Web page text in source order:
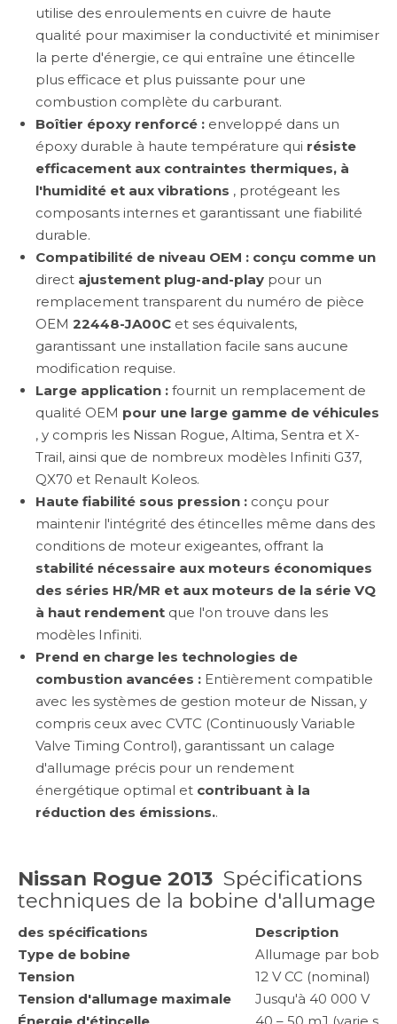
utilise des enroulements en cuivre de haute
qualité pour maximiser la conductivité et minimiser
la perte d'énergie, ce qui entraîne une étincelle
plus efficace et plus puissante pour une
combustion complète du carburant.
Boîtier époxy renforcé : enveloppé dans un
époxy durable à haute température qui résiste
efficacement aux contraintes thermiques, à
l'humidité et aux vibrations , protégeant les
composants internes et garantissant une fiabilité
durable.
Compatibilité de niveau OEM : conçu comme un
direct ajustement plug-and-play pour un
remplacement transparent du numéro de pièce
OEM 22448-JA00C et ses équivalents,
garantissant une installation facile sans aucune
modification requise.
Large application : fournit un remplacement de
qualité OEM pour une large gamme de véhicules
, y compris les Nissan Rogue, Altima, Sentra et X-
Trail, ainsi que de nombreux modèles Infiniti G37,
QX70 et Renault Koleos.
Haute fiabilité sous pression : conçu pour
maintenir l'intégrité des étincelles même dans des
conditions de moteur exigeantes, offrant la
stabilité nécessaire aux moteurs économiques
des séries HR/MR et aux moteurs de la série VQ
à haut rendement que l'on trouve dans les
modèles Infiniti.
Prend en charge les technologies de
combustion avancées : Entièrement compatible
avec les systèmes de gestion moteur de Nissan, y
compris ceux avec CVTC (Continuously Variable
Valve Timing Control), garantissant un calage
d'allumage précis pour un rendement
énergétique optimal et contribuant à la
réduction des émissions..
Nissan Rogue 2013 Spécifications
techniques de la bobine d'allumage
des spécifications
Description
Type de bobine
Allumage par
Tension
12 V CC (nominal)
Tension d'allumage maximale
Jusqu'à 40 000 V